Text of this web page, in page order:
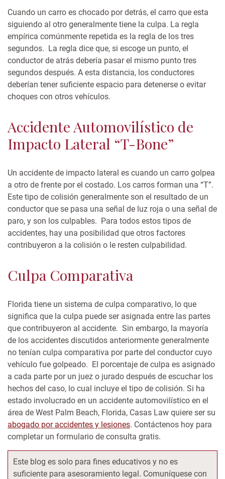
Cuando un carro es chocado por detrás, el carro que esta
siguiendo al otro generalmente tiene la culpa. La regla
empírica comúnmente repetida es la regla de los tres
segundos. La regla dice que, si escoge un punto, el
conductor de atrás debería pasar el mismo punto tres
segundos después. A esta distancia, los conductores
deberían tener suficiente espacio para detenerse o evitar
choques con otros vehículos.
Accidente Automovilístico de
Impacto Lateral “T-Bone”
Un accidente de impacto lateral es cuando un carro golpea
a otro de frente por el costado. Los carros forman una “T”.
Este tipo de colisión generalmente son el resultado de un
conductor que se pasa una señal de luz roja o una señal de
paro, y son los culpables. Para todos estos tipos de
accidentes, hay una posibilidad que otros factores
contribuyeron a la colisión o le resten culpabilidad.
Culpa Comparativa
Florida tiene un sistema de culpa comparativo, lo que
significa que la culpa puede ser asignada entre las partes
que contribuyeron al accidente. Sin embargo, la mayoría
de los accidentes discutidos anteriormente generalmente
no tenían culpa comparativa por parte del conductor cuyo
vehículo fue golpeado. El porcentaje de culpa es asignado
a cada parte por un juez o jurado después de escuchar los
hechos del caso, lo cual incluye el tipo de colisión. Si ha
estado involucrado en un accidente automovilístico en el
área de West Palm Beach, Florida, Casas Law quiere ser su
abogado por accidentes y lesiones. Contáctenos hoy para
completar un formulario de consulta gratis.
Este blog es solo para fines educativos y no es
suficiente para asesoramiento legal. Comuníquese con